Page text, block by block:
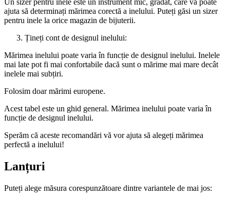
Un sizer pentru inele este un instrument mic, gradat, care vă poate
ajuta să determinați mărimea corectă a inelului. Puteți găsi un sizer
pentru inele la orice magazin de bijuterii.
Țineți cont de designul inelului:
Mărimea inelului poate varia în funcție de designul inelului. Inelele
mai late pot fi mai confortabile dacă sunt o mărime mai mare decât
inelele mai subțiri.
Folosim doar mărimi europene.
Acest tabel este un ghid general. Mărimea inelului poate varia în
funcție de designul inelului.
Sperăm că aceste recomandări vă vor ajuta să alegeți mărimea
perfectă a inelului!
Lanțuri
Puteți alege măsura corespunzătoare dintre variantele de mai jos: